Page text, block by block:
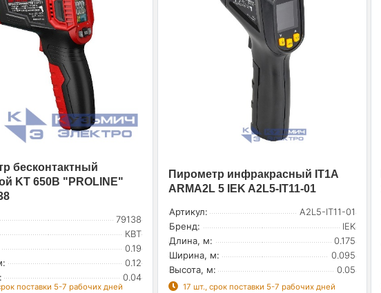
бесконтактный
KT 650B "PROLINE"
79138
КВТ
0.19
0.12
0.04
поставки 5-7 рабочих дней
Пирометр инфракрасный IT1A
ARMA2L 5 IEK A2L5-IT11-01
Артикул:
A2L5-IT11-01
Бренд:
IEK
Длина, м:
0.175
Ширина, м:
0.095
Высота, м:
0.05
17 шт., срок поставки 5-7 рабочих дней